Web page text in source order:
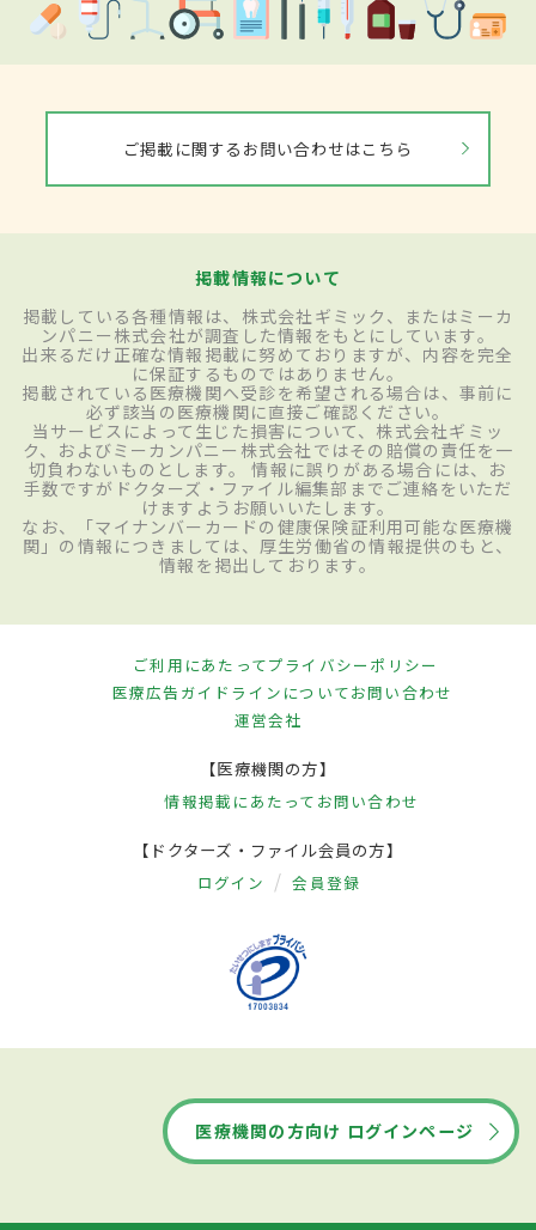
ご掲載に関するお問い合わせはこちら
掲載情報について
掲載している各種情報は、株式会社ギミック、またはミーカ
ンパニー株式会社が調査した情報をもとにしています。
出来るだけ正確な情報掲載に努めておりますが、内容を完全
に保証するものではありません。
掲載されている医療機関へ受診を希望される場合は、事前に
必ず該当の医療機関に直接ご確認ください。
当サービスによって生じた損害について、株式会社ギミッ
ク、およびミーカンパニー株式会社ではその賠償の責任を一
切負わないものとします。 情報に誤りがある場合には、お
手数ですがドクターズ・ファイル編集部までご連絡をいただ
けますようお願いいたします。
なお、「マイナンバーカードの健康保険証利用可能な医療機
関」の情報につきましては、厚生労働省の情報提供のもと、
情報を掲出しております。
ご利用にあたってプライバシーポリシー
医療広告ガイドラインについてお問い合わせ
運営会社
【医療機関の方】
情報掲載にあたって お問い合わせ
【ドクターズ・ファイル会員の方】
ログイン 会員登録
医療機関の方向け ログインページ